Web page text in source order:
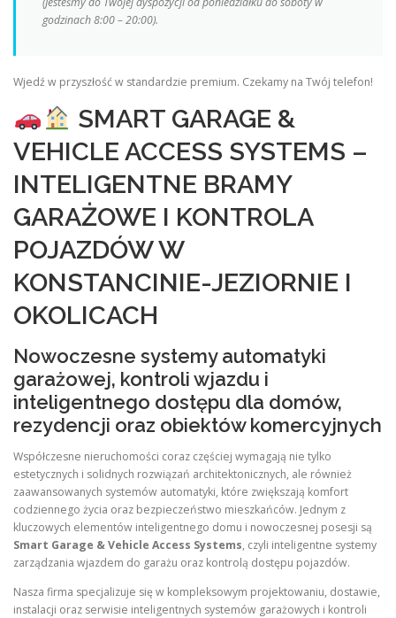
godzinach 8:00 – 20:00).
Wjedź w przyszłość w standardzie premium. Czekamy na Twój telefon!
SMART GARAGE &
VEHICLE ACCESS SYSTEMS –
INTELIGENTNE BRAMY
GARAŻOWE I KONTROLA
POJAZDÓW W
KONSTANCINIE-JEZIORNIE I
OKOLICACH
Nowoczesne systemy automatyki
garażowej, kontroli wjazdu i
inteligentnego dostępu dla domów,
rezydencji oraz obiektów komercyjnych
Współczesne nieruchomości coraz częściej wymagają nie tylko
estetycznych i solidnych rozwiązań architektonicznych, ale również
zaawansowanych systemów automatyki, które zwiększają komfort
codziennego życia oraz bezpieczeństwo mieszkańców. Jednym z
kluczowych elementów inteligentnego domu i nowoczesnej posesji są
Smart Garage & Vehicle Access Systems, czyli inteligentne systemy
zarządzania wjazdem do garażu oraz kontrolą dostępu pojazdów.
Nasza firma specjalizuje się w kompleksowym projektowaniu, dostawie,
instalacji oraz serwisie inteligentnych systemów garażowych i kontroli